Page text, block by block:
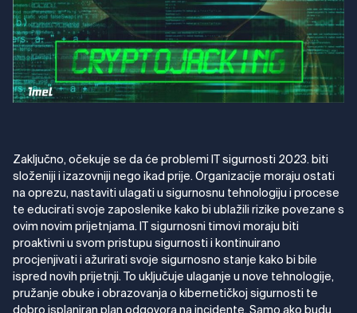
Zaključno, očekuje se da će problemi IT sigurnosti 2023. biti
složeniji i izazovniji nego ikad prije. Organizacije moraju ostati
na oprezu, nastaviti ulagati u sigurnosnu tehnologiju i procese
te educirati svoje zaposlenike kako bi ublažili rizike povezane s
ovim novim prijetnjama. IT sigurnosni timovi moraju biti
proaktivni u svom pristupu sigurnosti i kontinuirano
procjenjivati i ažurirati svoje sigurnosno stanje kako bi bile
ispred novih prijetnji. To uključuje ulaganje u nove tehnologije,
pružanje obuke i obrazovanja o kibernetičkoj sigurnosti te
dobro isplaniran plan odgovora na incidente. Samo ako budu